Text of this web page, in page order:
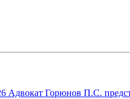
Адвокат Горюнов П.С.